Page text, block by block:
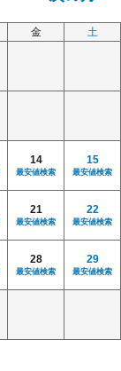
金 土
14
最安値検索
15
最安値検索
21
最安値検索
22
最安値検索
28
最安値検索
29
最安値検索